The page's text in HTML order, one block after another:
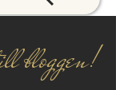
bloggen!